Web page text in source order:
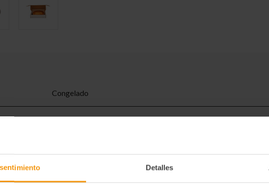
Detalles
Congelado
Queso blanco pasteurizado (leche pasterizada de vaca, nata
401, E-407): conservador: E-202; fermentos lácticos), nata
Huevo liquido pasteurizado, conservador: E-202; antioxidante:
manchgo 3%, agua, nata, sales emulsionantes: E-331, E-452;